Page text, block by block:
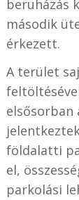
beruházás
második
érkezett.
A terület
elsősorban
földalatti
el,
parkolási